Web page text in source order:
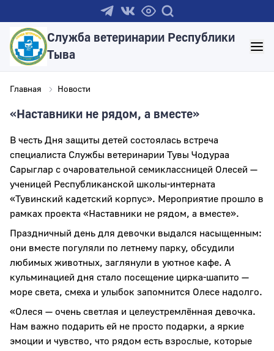
Служба ветеринарии Республики
Тыва
Главная Новости
«Наставники не рядом, а вместе»
В честь Дня защиты детей состоялась встреча
специалиста Службы ветеринарии Тувы Чодураа
Сарыглар с очаровательной семиклассницей Олесей —
ученицей Республиканской школы-интерната
«Тувинский кадетский корпус». Мероприятие прошло в
рамках проекта «Наставники не рядом, а вместе».
Праздничный день для девочки выдался насыщенным:
они вместе погуляли по летнему парку, обсудили
любимых животных, заглянули в уютное кафе. А
кульминацией дня стало посещение цирка-шапито —
море света, смеха и улыбок запомнится Олесе надолго.
«Олеся — очень светлая и целеустремлённая девочка.
Нам важно подарить ей не просто подарки, а яркие
эмоции и чувство, что рядом есть взрослые, которые